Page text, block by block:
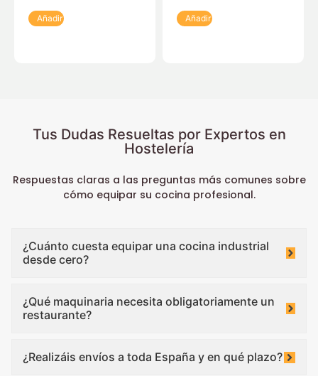
Añadir Añadir
Tus Dudas Resueltas por Expertos en
Hostelería
Respuestas claras a las preguntas más comunes sobre
cómo equipar su cocina profesional.
¿Cuánto cuesta equipar una cocina industrial
desde cero?
¿Qué maquinaria necesita obligatoriamente un
restaurante?
¿Realizáis envíos a toda España y en qué plazo?